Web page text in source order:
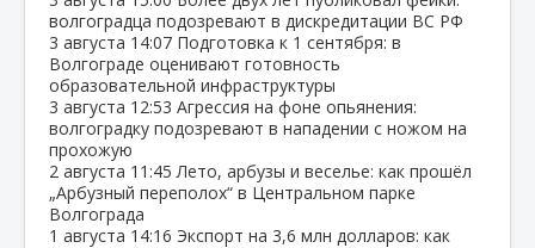
волгоградца подозревают в дискредитации ВС РФ
3 августа 14:07 Подготовка к 1 сентября: в
Волгограде оценивают готовность
образовательной инфраструктуры
3 августа 12:53 Агрессия на фоне опьянения:
волгоградку подозревают в нападении с ножом на
прохожую
2 августа 11:45 Лето, арбузы и веселье: как прошёл
„Арбузный переполох“ в Центральном парке
Волгограда
1 августа 14:16 Экспорт на 3,6 млн долларов: как